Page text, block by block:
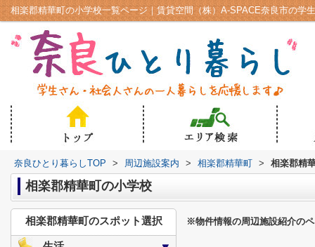
相楽郡精華町の小学校一覧ページ｜賃貸空間（株）A-SPACE奈良市の学
奈良ひとり暮らしTOP > 周辺施設案内 > 相楽郡精華町 > 相楽郡精
相楽郡精華町の小学校
※物件情報の周辺施設紹介の
相楽郡精華町のスポット選択